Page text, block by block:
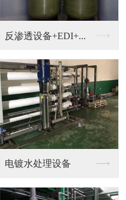
钟表清洗超纯水设备
超纯水机械设备